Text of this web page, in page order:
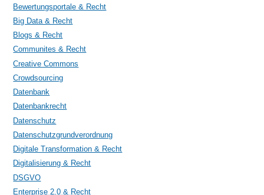
Bewertungsportale & Recht
Big Data & Recht
Blogs & Recht
Communites & Recht
Creative Commons
Crowdsourcing
Datenbank
Datenbankrecht
Datenschutz
Datenschutzgrundverordnung
Digitale Transformation & Recht
Digitalisierung & Recht
DSGVO
Enterprise 2.0 & Recht